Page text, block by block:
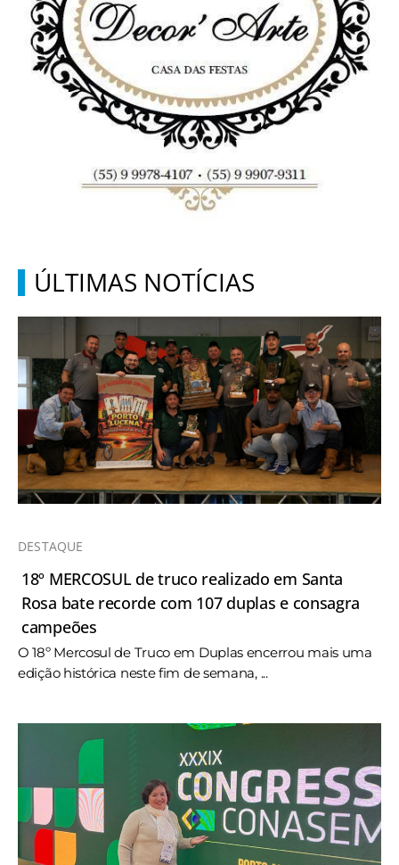
ÚLTIMAS NOTÍCIAS
DESTAQUE
18º MERCOSUL de truco realizado em Santa
Rosa bate recorde com 107 duplas e consagra
campeões
O 18º Mercosul de Truco em Duplas encerrou mais uma
edição histórica neste fim de semana, ...